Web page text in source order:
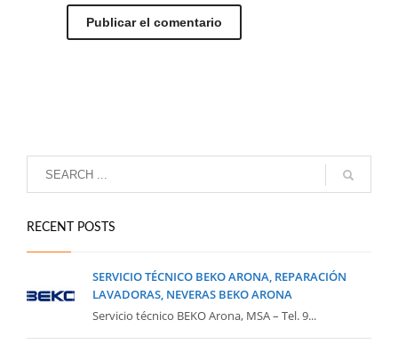
RECENT POSTS
SERVICIO TÉCNICO BEKO ARONA, REPARACIÓN
LAVADORAS, NEVERAS BEKO ARONA
Servicio técnico BEKO Arona, MSA – Tel. 9...